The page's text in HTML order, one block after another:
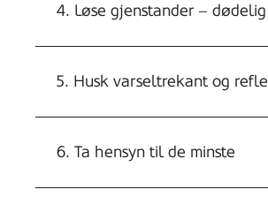
4. Løse gjenstander –
5. Husk varseltrekant og
6. Ta hensyn til de minste